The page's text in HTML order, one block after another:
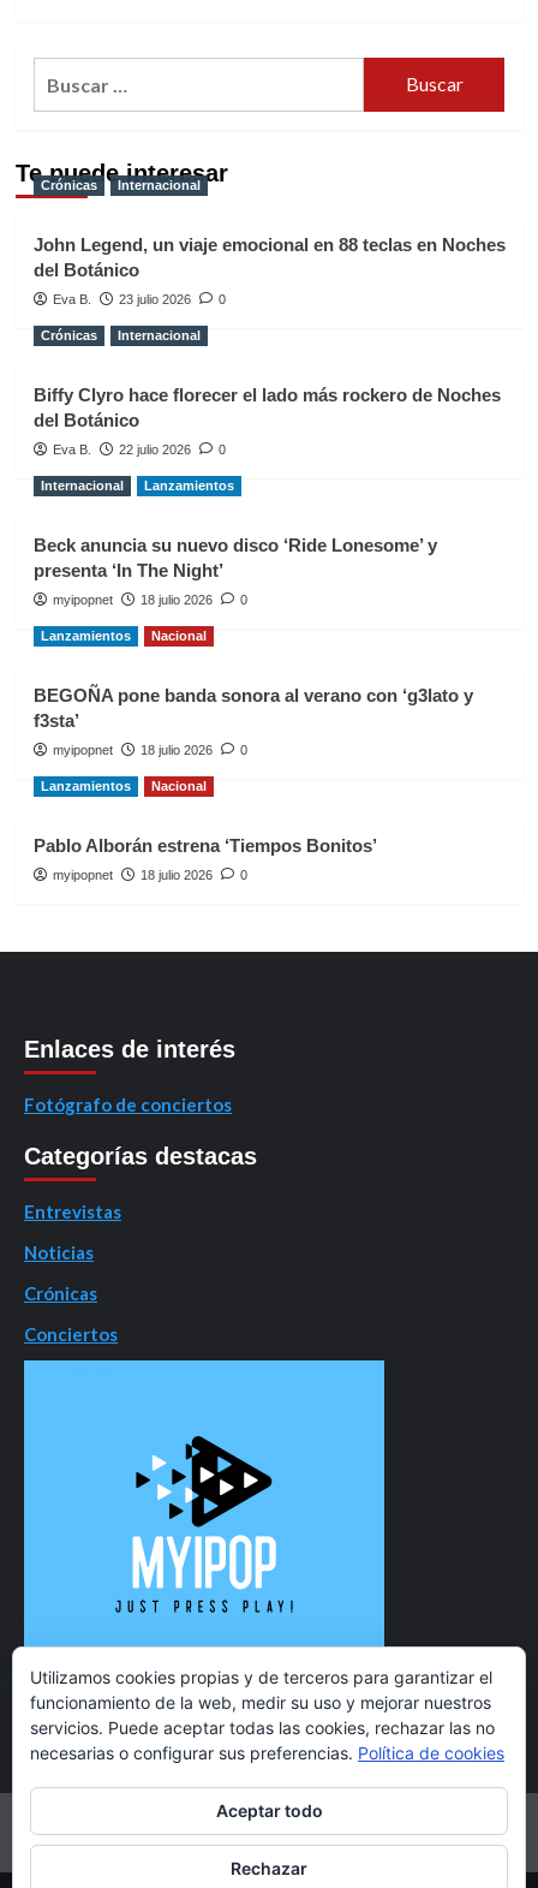
Te puede interesar
Crónicas Internacional
John Legend, un viaje emocional en 88 teclas en Noches
del Botánico
Eva B. 23 julio 2026 0
Crónicas Internacional
Biffy Clyro hace florecer el lado más rockero de Noches
del Botánico
Eva B. 22 julio 2026 0
Internacional Lanzamientos
Beck anuncia su nuevo disco ‘Ride Lonesome’ y
presenta ‘In The Night’
myipopnet 18 julio 2026 0
Lanzamientos Nacional
BEGOÑA pone banda sonora al verano con ‘g3lato y
f3sta’
myipopnet 18 julio 2026 0
Lanzamientos Nacional
Pablo Alborán estrena ‘Tiempos Bonitos’
myipopnet 18 julio 2026 0
Enlaces de interés
Fotógrafo de conciertos
Categorías destacas
Entrevistas
Noticias
Crónicas
Conciertos
TwitterInstagramFacebookYouTube
Utilizamos cookies propias y de terceros para garantizar el
funcionamiento de la web, medir su uso y mejorar nuestros
servicios. Puede aceptar todas las cookies, rechazar las no
necesarias o configurar sus preferencias. Política de cookies
Aceptar todo
Rechazar